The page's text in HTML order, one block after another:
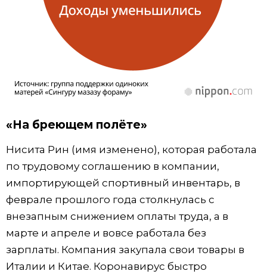
«На бреющем полёте»
Нисита Рин (имя изменено), которая работала
по трудовому соглашению в компании,
импортирующей спортивный инвентарь, в
феврале прошлого года столкнулась с
внезапным снижением оплаты труда, а в
марте и апреле и вовсе работала без
зарплаты. Компания закупала свои товары в
Италии и Китае. Коронавирус быстро